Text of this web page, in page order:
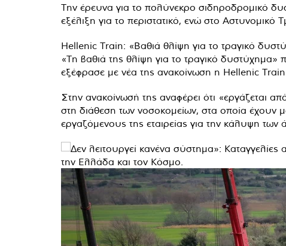
Την έρευνα για το πολύνεκρο σιδηροδρομικό
εξέλιξη για το περιστατικό, ενώ στο Αστυνομικό
Hellenic Train: «Βαθιά θλίψη για το τραγικό
«Τη βαθιά της θλίψη για το τραγικό
εξέφρασε με νέα της ανακοίνωση η Hellenic Train.
Στην ανακοίνωσή της αναφέρει ότι «εργάζεται
στη διάθεση των νοσοκομείων, στα οποία έχουν
εργαζόμενους της εταιρείας για την κάλυψη των